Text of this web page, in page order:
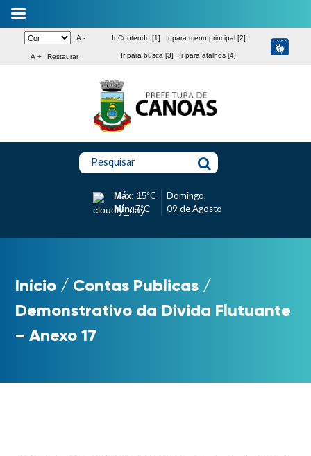
A -
A + Restaurar
Ir Conteudo [1] Ir para menu principal [2]
Ir para busca [3] Ir para atalhos [4]
Pesquisar
Máx: 15°C
Mín:7°C
Domingo,
09 de Agosto
Início / Contas Publicas /
Demonstrativo da Divida Flutuante
– Anexo 17